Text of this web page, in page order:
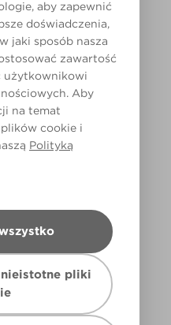
aby zapewnić
doświadczenia,
jaki sposób nasza
zawartość
użytkownikowi
Aby
na temat
cookie i
Polityką
pliki
BĘDZIE
DOMU?